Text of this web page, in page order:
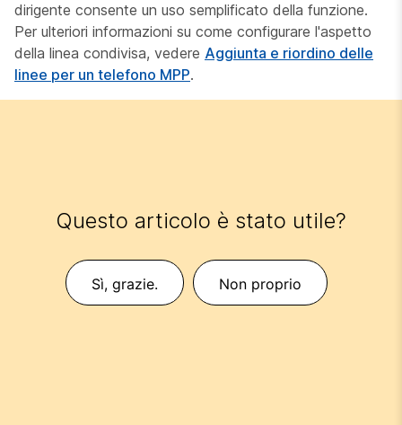
dirigente consente un uso semplificato della funzione.
Per ulteriori informazioni su come configurare l'aspetto
della linea condivisa, vedere Aggiunta e riordino delle
linee per un telefono MPP.
Questo articolo è stato utile?
Sì, grazie. Non proprio